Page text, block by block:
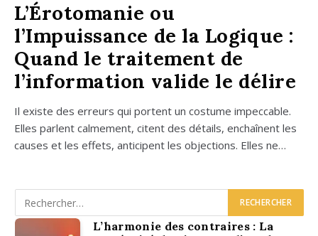
L’Érotomanie ou
l’Impuissance de la Logique :
Quand le traitement de
l’information valide le délire
Il existe des erreurs qui portent un cos­tume impec­cable.
Elles parlent cal­me­ment, citent des détails, enchaînent les
causes et les effets, anti­cipent les objec­tions. Elles ne…
L’harmonie des contraires : La